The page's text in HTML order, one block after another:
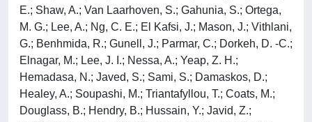
E.; Shaw, A.; Van Laarhoven, S.; Gahunia, S.; Ortega,
M. G.; Lee, A.; Ng, C. E.; El Kafsi, J.; Mason, J.; Vithlani,
G.; Benhmida, R.; Gunell, J.; Parmar, C.; Dorkeh, D. -C.;
Elnagar, M.; Lee, J. I.; Nessa, A.; Yeap, Z. H.;
Hemadasa, N.; Javed, S.; Sami, S.; Damaskos, D.;
Healey, A.; Soupashi, M.; Triantafyllou, T.; Coats, M.;
Douglass, B.; Hendry, B.; Hussain, Y.; Javid, Z.;